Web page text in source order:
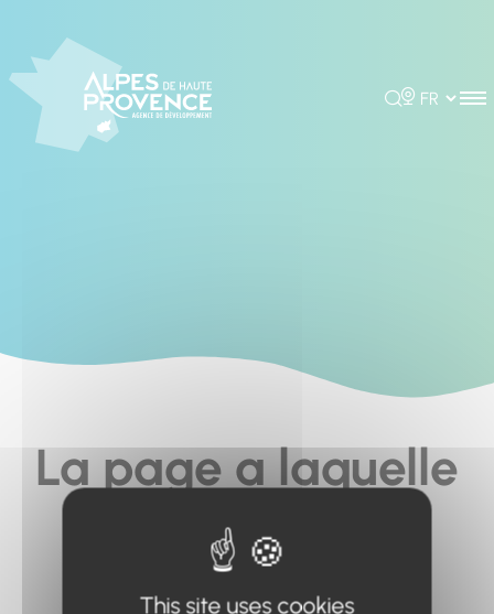
Rechercher
Choisir la
La page a laquelle
vous cherchez à
accéder n'existe
This site uses cookies